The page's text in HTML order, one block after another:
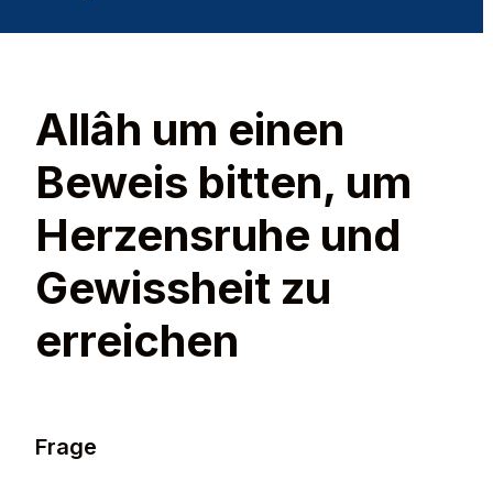
o
Allâh um einen
Beweis bitten, um
Herzensruhe und
Gewissheit zu
erreichen
Frage